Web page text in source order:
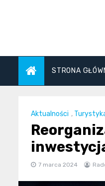
STRONA
Aktualności ,
7 marca 2024